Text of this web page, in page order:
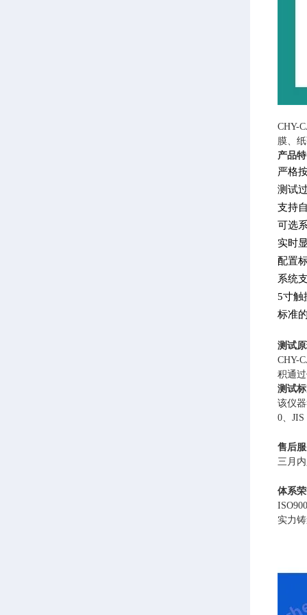
CHY-
膜、
产品
严格
测试
支持
可选
实时
配置
系统
5寸触
标准
测试
CHY-
积通
测试
该仪
0、JIS
售后
三月
体系
实力